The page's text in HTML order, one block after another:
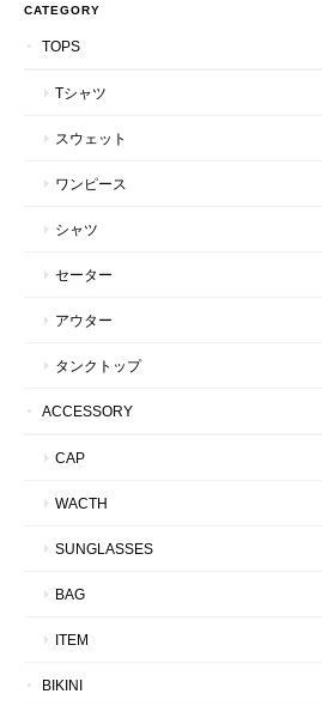
CATEGORY
TOPS
Tシャツ
スウェット
ワンピース
シャツ
セーター
アウター
タンクトップ
ACCESSORY
CAP
WACTH
SUNGLASSES
BAG
ITEM
BIKINI